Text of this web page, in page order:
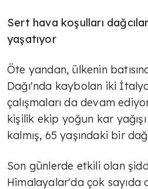
Sert hava koşulları
yaşatıyor
Öte yandan, ülkenin
Dağı'nda kaybolan iki
çalışmaları da devam
kişilik ekip yoğun kar
kalmış, 65 yaşındaki bir
Son günlerde etkili olan
Himalayalar'da çok sayıda